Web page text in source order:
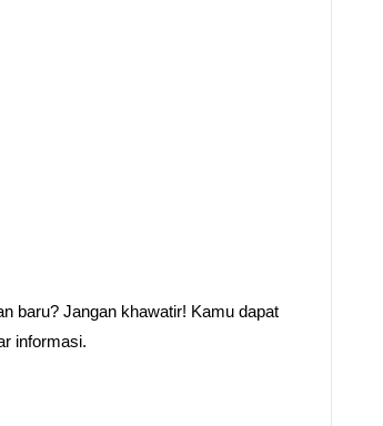
baru? Jangan khawatir! Kamu dapat
informasi.